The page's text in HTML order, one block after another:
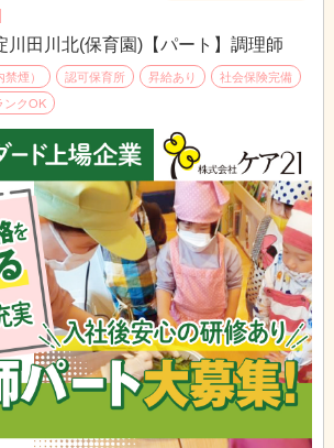
川田川北(保育園)【パート】調理師
煙） 認可保育所 昇給あり
社会保険完備
ンクOK